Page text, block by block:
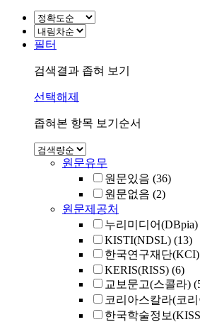
필터
검색결과 좁혀 보기
선택해제
좁혀본 항목 보기순서
원문유무
원문있음 (36)
원문없음 (2)
원문제공처
누리미디어(DBpia)
KISTI(NDSL) (13)
한국연구재단(KCI)
KERIS(RISS) (6)
교보문고(스콜라)
코리아스칼라(코
한국학술정보